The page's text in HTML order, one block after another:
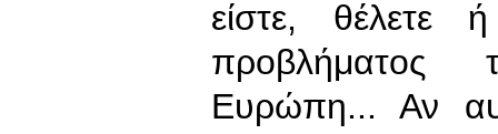
είστε, θέλετε
προβλήματος
Ευρώπη... Αν